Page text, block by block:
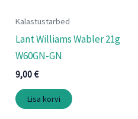
Kalastustarbed
Lant Williams Wabler 21g
W60GN-GN
9,00€
Lisa korvi